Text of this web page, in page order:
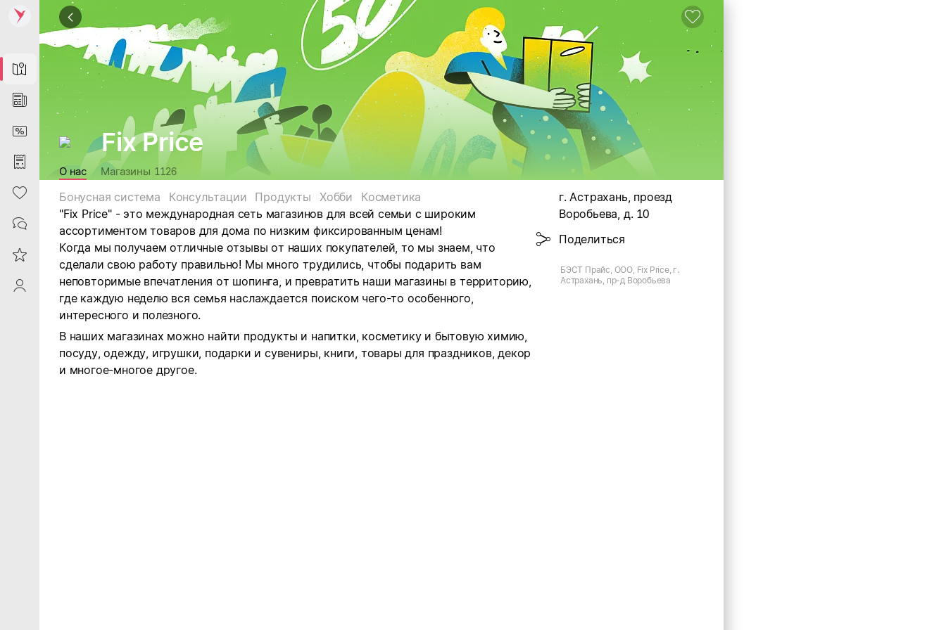
Map
News
DiscountCard
Purchases
Heart
Contacts
Reviews
ProfileSaby
Fix Price
О нас Магазины 1126
Бонусная система Консультации Продукты Хобби
Косметика
"Fix Price" - это международная сеть магазинов для всей семьи с широким
ассортиментом товаров для дома по низким фиксированным ценам!
Когда мы получаем отличные отзывы от наших покупателей, то мы знаем, что
сделали свою работу правильно! Мы много трудились, чтобы подарить вам
неповторимые впечатления от шопинга, и превратить наши магазины в территорию,
где каждую неделю вся семья наслаждается поиском чего-то особенного,
интересного и полезного.
В наших магазинах можно найти продукты и напитки, косметику и бытовую химию,
посуду, одежду, игрушки, подарки и сувениры, книги, товары для праздников, декор
и многое-многое другое.
г. Астрахань, проезд
Воробьева, д. 10
Поделиться
БЭСТ Прайс, ООО, Fix Price, г.
Астрахань, пр-д Воробьева